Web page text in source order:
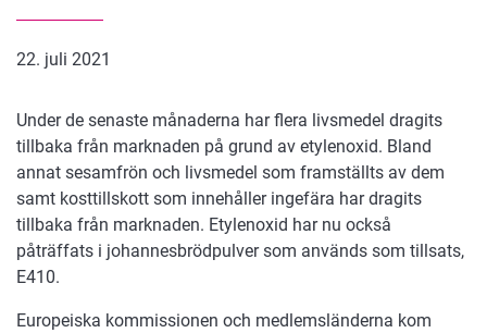
22. juli 2021
Under de senaste månaderna har flera livsmedel dragits
tillbaka från marknaden på grund av etylenoxid. Bland
annat sesamfrön och livsmedel som framställts av dem
samt kosttillskott som innehåller ingefära har dragits
tillbaka från marknaden. Etylenoxid har nu också
påträffats i johannesbrödpulver som används som tillsats,
E410.
Europeiska kommissionen och medlemsländerna kom